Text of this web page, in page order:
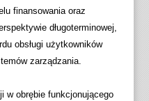
finansowania oraz
długoterminowej,
obsługi użytkowników
zarządzania.
w obrębie funkcjonującego